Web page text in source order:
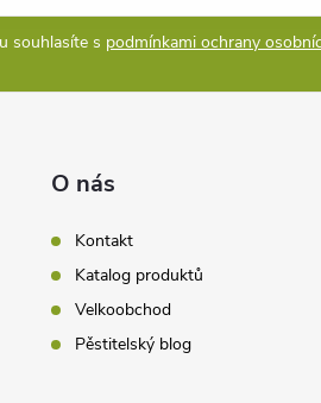
souhlasíte s podmínkami ochrany
O nás
Kontakt
Katalog produktů
Velkoobchod
Pěstitelský blog